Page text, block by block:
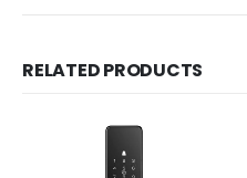
RELATED PRODUCTS